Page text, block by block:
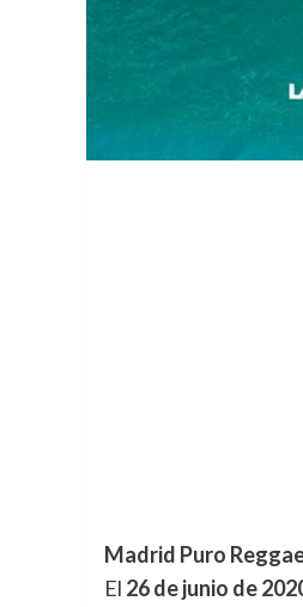
Madrid Puro
El 26 de junio de